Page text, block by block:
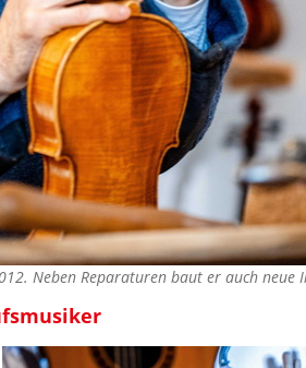
Neben Reparaturen baut er auch